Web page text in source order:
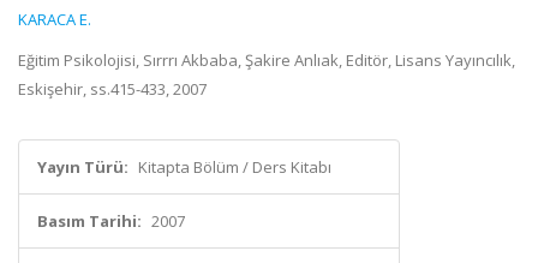
KARACA E.
Eğitim Psikolojisi, Sırrrı Akbaba, Şakire Anlıak, Editör, Lisans Yayıncılık,
Eskişehir, ss.415-433, 2007
Yayın Türü: Kitapta Bölüm / Ders Kitabı
Basım Tarihi: 2007